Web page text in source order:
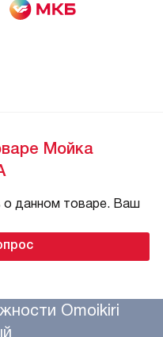
Мойка
о данном товаре. Ваш
Omoikiri